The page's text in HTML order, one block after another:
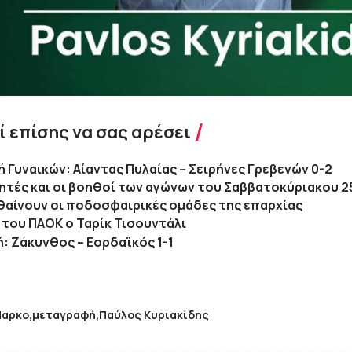
να σας αρέσει
Γυναικών: Αίαντας Πυλαίας – Σειρήνες Γρεβενών 0-2
και οι βοηθοί των αγώνων του Σαββατοκύριακου
οι ποδοσφαιρικές ομάδες της επαρχίας
ΠΑΟΚ ο Ταρίκ Τισουντάλι
Ζάκυνθος – Εορδαϊκός 1-1
μεταγραφή Παύλος Κυριακίδης